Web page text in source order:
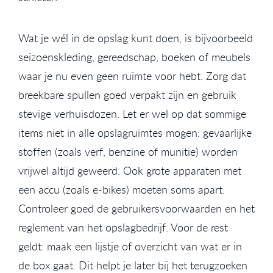
Wat je wél in de opslag kunt doen, is bijvoorbeeld
seizoenskleding, gereedschap, boeken of meubels
waar je nu even geen ruimte voor hebt. Zorg dat
breekbare spullen goed verpakt zijn en gebruik
stevige verhuisdozen. Let er wel op dat sommige
items niet in alle opslagruimtes mogen: gevaarlijke
stoffen (zoals verf, benzine of munitie) worden
vrijwel altijd geweerd. Ook grote apparaten met
een accu (zoals e-bikes) moeten soms apart.
Controleer goed de gebruikersvoorwaarden en het
reglement van het opslagbedrijf. Voor de rest
geldt: maak een lijstje of overzicht van wat er in
de box gaat. Dit helpt je later bij het terugzoeken